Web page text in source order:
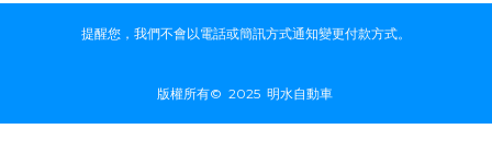
提醒您，我們不會以電話或簡訊方式通知變更付款方式。
版權所有© 2025 明水自動車